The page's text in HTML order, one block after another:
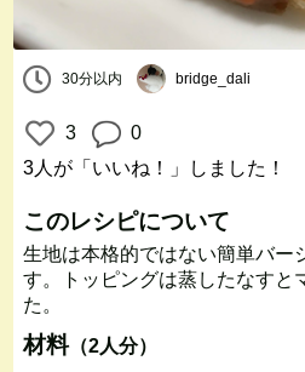
30分以内 bridge_dali
3
0
3人 が「いいね！」しました！
このレシピについて
生地は本格的ではない簡単バー
す。トッピングは蒸したなすと
た。
材料（2人分）